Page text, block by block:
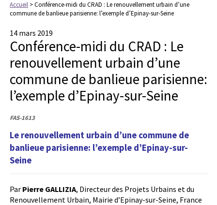
Accueil >Conférence-midi du CRAD : Le renouvellement urbain d’une
commune de banlieue parisienne: l’exemple d’Epinay-sur-Seine
14 mars 2019
Conférence-midi du CRAD : Le
renouvellement urbain d’une
commune de banlieue parisienne:
l’exemple d’Epinay-sur-Seine
FAS-1613
Le renouvellement urbain d’une commune de
banlieue parisienne: l’exemple d’Epinay-sur-
Seine
Par Pierre GALLIZIA, Directeur des Projets Urbains et du
Renouvellement Urbain, Mairie d’Epinay-sur-Seine, France